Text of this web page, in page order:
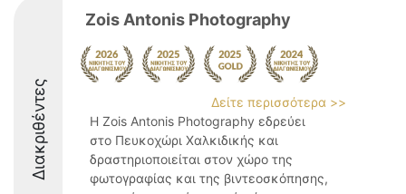
Διακριθέντες
Zois Antonis Photography
Δείτε περισσότερα >>
Η Zois Antonis Photography εδρεύει
στο Πευκοχώρι Χαλκιδικής και
δραστηριοποιείται στον χώρο της
φωτογραφίας και της βιντεοσκόπησης,